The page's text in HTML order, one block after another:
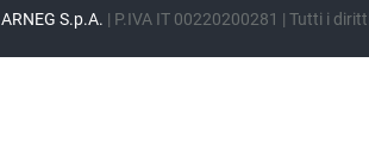
ARNEG S.p.A. | P.IVA IT 00220200281 | Tutti i